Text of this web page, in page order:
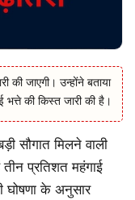
की जाएगी। उन्होंने बताया
की किस्त जारी की है।
सौगात मिलने वाली
तीन प्रतिशत महंगाई
घोषणा के अनुसार